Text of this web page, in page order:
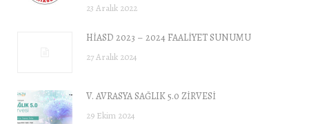
23 Aralık 2022
HİASD 2023 – 2024 FAALİYET SUNUMU
27 Aralık 2024
V. AVRASYA SAĞLIK 5.0 ZİRVESİ
29 Ekim 2024